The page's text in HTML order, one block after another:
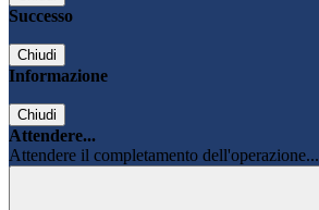
Successo
Chiudi
Informazione
Chiudi
Attendere...
Attendere il completamento dell'operazione...